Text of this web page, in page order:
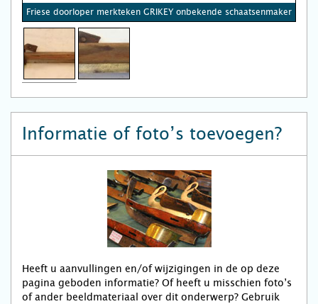
Friese doorloper merkteken GRIKEY onbekende schaatsenmaker
Informatie of foto’s toevoegen?
Heeft u aanvullingen en/of wijzigingen in de op deze
pagina geboden informatie? Of heeft u misschien foto’s
of ander beeldmateriaal over dit onderwerp? Gebruik